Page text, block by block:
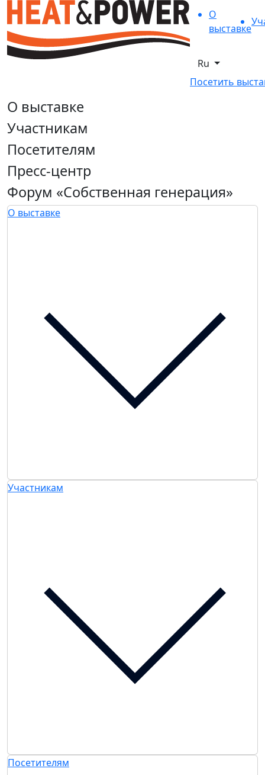
О
выставке
Ru
Посетить
О выставке
Участникам
Посетителям
Пресс-центр
Форум «Собственная генерация»
О выставке
Участникам
Посетителям